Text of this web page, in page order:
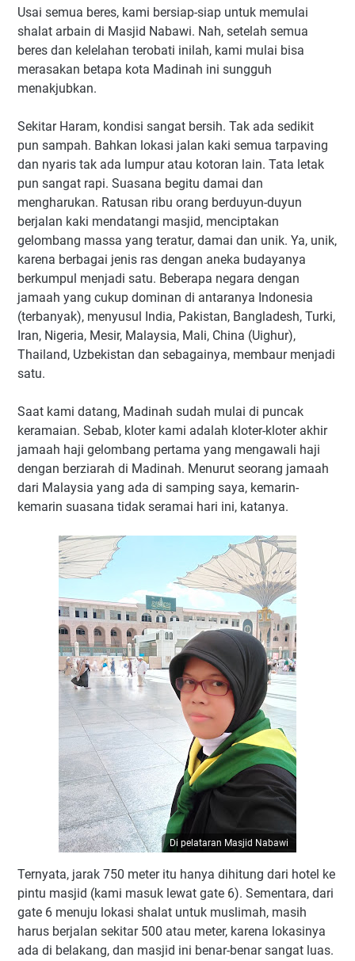
Usai semua beres, kami bersiap-siap untuk memulai
shalat arbain di Masjid Nabawi. Nah, setelah semua
beres dan kelelahan terobati inilah, kami mulai bisa
merasakan betapa kota Madinah ini sungguh
menakjubkan.
Sekitar Haram, kondisi sangat bersih. Tak ada sedikit
pun sampah. Bahkan lokasi jalan kaki semua tarpaving
dan nyaris tak ada lumpur atau kotoran lain. Tata letak
pun sangat rapi. Suasana begitu damai dan
mengharukan. Ratusan ribu orang berduyun-duyun
berjalan kaki mendatangi masjid, menciptakan
gelombang massa yang teratur, damai dan unik. Ya, unik,
karena berbagai jenis ras dengan aneka budayanya
berkumpul menjadi satu. Beberapa negara dengan
jamaah yang cukup dominan di antaranya Indonesia
(terbanyak), menyusul India, Pakistan, Bangladesh, Turki,
Iran, Nigeria, Mesir, Malaysia, Mali, China (Uighur),
Thailand, Uzbekistan dan sebagainya, membaur menjadi
satu.
Saat kami datang, Madinah sudah mulai di puncak
keramaian. Sebab, kloter kami adalah kloter-kloter akhir
jamaah haji gelombang pertama yang mengawali haji
dengan berziarah di Madinah. Menurut seorang jamaah
dari Malaysia yang ada di samping saya, kemarin-
kemarin suasana tidak seramai hari ini, katanya.
Di pelataran Masjid Nabawi
Ternyata, jarak 750 meter itu hanya dihitung dari hotel ke
pintu masjid (kami masuk lewat gate 6). Sementara, dari
gate 6 menuju lokasi shalat untuk muslimah, masih
harus berjalan sekitar 500 atau meter, karena lokasinya
ada di belakang, dan masjid ini benar-benar sangat luas.